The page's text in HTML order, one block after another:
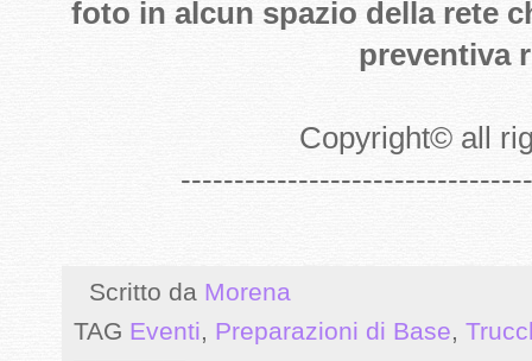
foto in alcun spazio della rete
preventiva
Copyright© all
Scritto da Morena
TAG Eventi, Preparazioni di Base,